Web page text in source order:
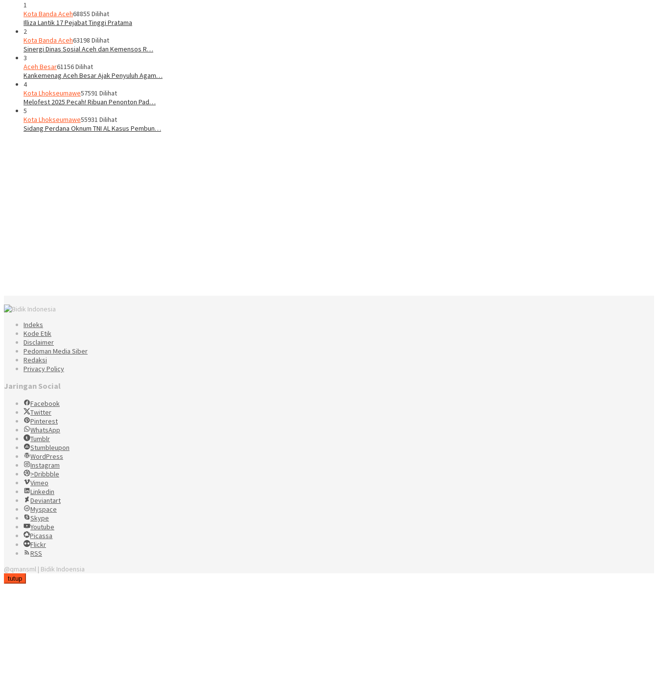
1
Kota Banda Aceh68855 Dilihat
Illiza Lantik 17 Pejabat Tinggi Pratama
2
Kota Banda Aceh63198 Dilihat
Sinergi Dinas Sosial Aceh dan Kemensos R…
3
Aceh Besar61156 Dilihat
Kankemenag Aceh Besar Ajak Penyuluh Agam…
4
Kota Lhokseumawe57591 Dilihat
Melofest 2025 Pecah! Ribuan Penonton Pad…
5
Kota Lhokseumawe55931 Dilihat
Sidang Perdana Oknum TNI AL Kasus Pembun…
Indeks
Kode Etik
Disclaimer
Pedoman Media Siber
Redaksi
Privacy Policy
Jaringan Social
Facebook
Twitter
Pinterest
WhatsApp
Tumblr
Stumbleupon
WordPress
Instagram
>Dribbble
Vimeo
Linkedin
Deviantart
Myspace
Skype
Youtube
Picassa
Flickr
RSS
@qmansml | Bidik Indoensia
tutup